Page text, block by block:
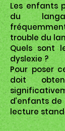
Les enfants
du
trouble du
Quels sont
dyslexie ?
Pour poser
doit
d’enfants
lecture